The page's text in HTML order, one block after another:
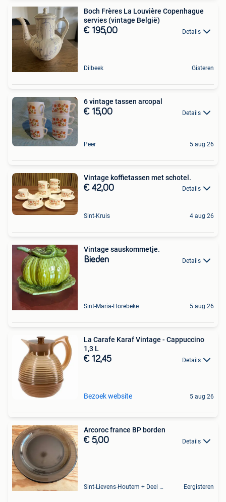
Boch Frères La Louvière Copenhague
servies (vintage België)
€ 195,00 Details
Dilbeek Gisteren
6 vintage tassen arcopal
€ 15,00 Details
Peer 5 aug 26
Vintage koffietassen met schotel.
€ 42,00 Details
Sint-Kruis 4 aug 26
Vintage sauskommetje.
Bieden Details
Sint-Maria-Horebeke 5 aug 26
La Carafe Karaf Vintage - Cappuccino
1,3 L
€ 12,45 Details
Bezoek website 5 aug 26
Arcoroc france BP borden
€ 5,00 Details
Sint-Lievens-Houtem + Deel Oombergen Eergisteren